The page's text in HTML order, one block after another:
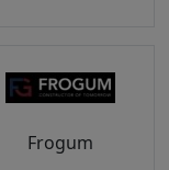
Frogum